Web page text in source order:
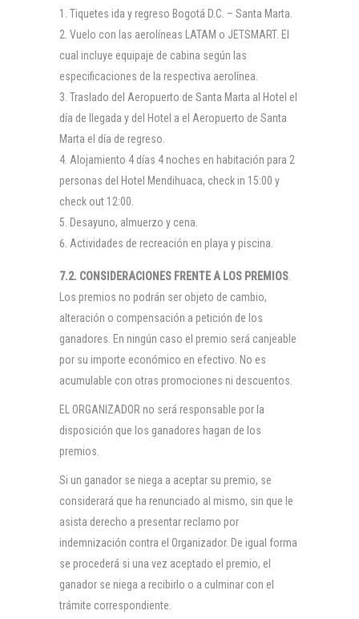
Tiquetes ida y regreso Bogotá D.C. – Santa Marta.
Vuelo con las aerolíneas LATAM o JETSMART. El
cual incluye equipaje de cabina según las
especificaciones de la respectiva aerolínea.
Traslado del Aeropuerto de Santa Marta al Hotel el
día de llegada y del Hotel a el Aeropuerto de Santa
Marta el día de regreso.
Alojamiento 4 días 4 noches en habitación para 2
personas del Hotel Mendihuaca, check in 15:00 y
check out 12:00.
Desayuno, almuerzo y cena.
Actividades de recreación en playa y piscina.
7.2. CONSIDERACIONES FRENTE A LOS PREMIOS
Los premios no podrán ser objeto de cambio,
alteración o compensación a petición de los
ganadores. En ningún caso el premio será canjeable
por su importe económico en efectivo. No es
acumulable con otras promociones ni descuentos.
EL ORGANIZADOR no será responsable por la
disposición que los ganadores hagan de los
premios.
Si un ganador se niega a aceptar su premio, se
considerará que ha renunciado al mismo, sin que le
asista derecho a presentar reclamo por
indemnización contra el Organizador. De igual forma
se procederá si una vez aceptado el premio, el
ganador se niega a recibirlo o a culminar con el
trámite correspondiente.